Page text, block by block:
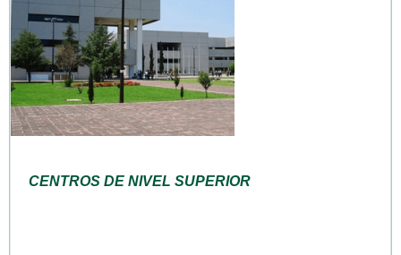
CENTROS DE NIVEL SUPERIOR